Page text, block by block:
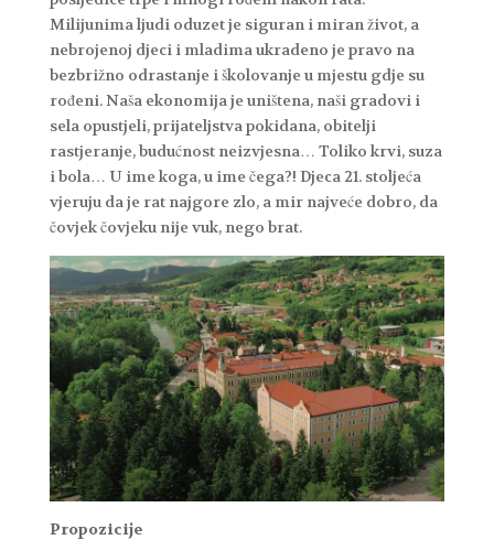
Milijunima ljudi oduzet je siguran i miran život, a
nebrojenoj djeci i mladima ukradeno je pravo na
bezbrižno odrastanje i školovanje u mjestu gdje su
rođeni. Naša ekonomija je uništena, naši gradovi i
sela opustjeli, prijateljstva pokidana, obitelji
rastjeranje, budućnost neizvjesna… Toliko krvi, suza
i bola… U ime koga, u ime čega?! Djeca 21. stoljeća
vjeruju da je rat najgore zlo, a mir najveće dobro, da
čovjek čovjeku nije vuk, nego brat.
Propozicije